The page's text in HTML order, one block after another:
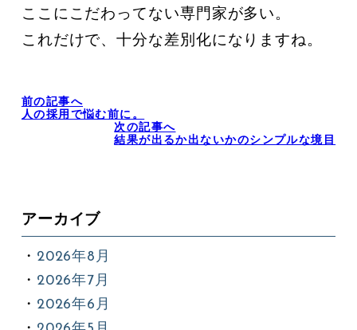
ここにこだわってない専門家が多い。
これだけで、十分な差別化になりますね。
前の記事へ
人の採用で悩む前に。
次の記事へ
結果が出るか出ないかのシンプルな境目
アーカイブ
2026年8月
2026年7月
2026年6月